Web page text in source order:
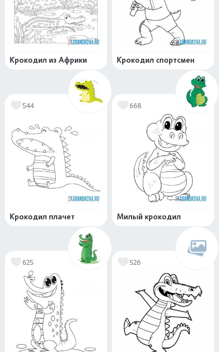
Крокодил из Африки Крокодил спортсмен
544
Крокодил плачет
668
Милый крокодил
625 526